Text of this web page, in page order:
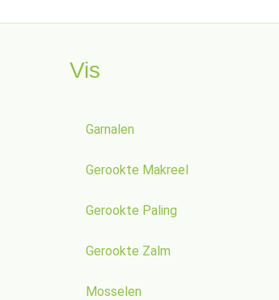
Vis
Garnalen
Gerookte Makreel
Gerookte Paling
Gerookte Zalm
Mosselen